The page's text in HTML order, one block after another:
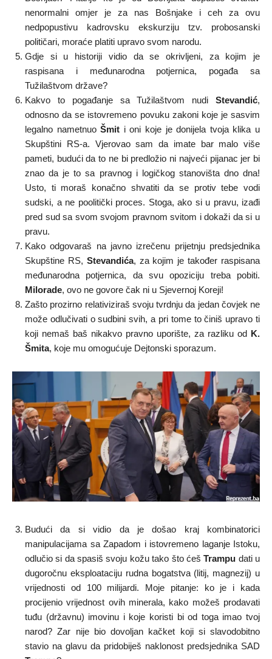
nenormalni omjer je za nas Bošnjake i ceh za ovu
nedpopustivu kadrovsku ekskurziju tzv. probosanski
političari, moraće platiti upravo svom narodu.
Gdje si u historiji vidio da se okrivljeni, za kojim je
raspisana i međunarodna potjernica, pogađa sa
Tužilaštvom države?
Kakvo to pogađanje sa Tužilaštvom nudi Stevandić,
odnosno da se istovremeno povuku zakoni koje je sasvim
legalno nametnuoŠmit i oni koje je donijela tvoja klika u
Skupštini RS-a. Vjerovao sam da imate bar malo više
pameti, budući da to ne bi predložio ni najveći pijanac jer bi
znao da je to sa pravnog i logičkog stanovišta dno dna!
Usto, ti moraš konačno shvatiti da se protiv tebe vodi
sudski, a ne poolitički proces. Stoga, ako si u pravu, izađi
pred sud sa svom svojom pravnom svitom i dokaži da si u
pravu.
Kako odgovaraš na javno izrečenu prijetnju predsjednika
Skupštine RS, Stevandića, za kojim je također raspisana
međunarodna potjernica, da svu opoziciju treba pobiti.
Milorade, ovo ne govore čak ni u Sjevernoj Koreji!
Zašto prozirno relativiziraš svoju tvrdnju da jedan čovjek ne
može odlučivati o sudbini svih, a pri tome to činiš upravo ti
koji nemaš baš nikakvo pravno uporište, za razliku od K.
Šmita, koje mu omogućuje Dejtonski sporazum.
Budući da si vidio da je došao kraj kombinatorici
manipulacijama sa Zapadom i istovremeno laganje Istoku,
odlučio si da spasiš svoju kožu tako što ćešTrampu dati u
dugoročnu eksploataciju rudna bogatstva (litij, magnezij) u
vrijednosti od 100 milijardi. Moje pitanje: ko je i kada
procijenio vrijednost ovih minerala, kako možeš prodavati
tuđu (državnu) imovinu i koje koristi bi od toga imao tvoj
narod? Zar nije bio dovoljan kačket koji si slavodobitno
stavio na glavu da pridobiješ naklonost predsjednika SAD